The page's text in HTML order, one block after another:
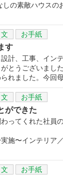
の素敵ハウスの
お手紙
す
計、工事、イン
とうございました
れました。今回
お手紙
ができた
ってくれた社員
施〜インテリア
お手紙